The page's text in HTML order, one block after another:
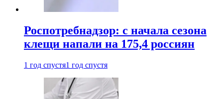
Роспотребнадзор: с начала сезона
клещи напали на 175,4 россиян
1 год спустя1 год спустя